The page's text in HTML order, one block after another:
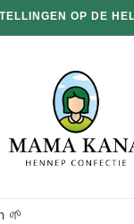
OP DE
🌱